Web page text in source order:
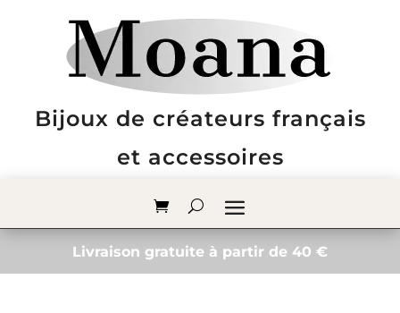
Bijoux de créateurs français
et accessoires
Livraison gratuite à partir de 40 €